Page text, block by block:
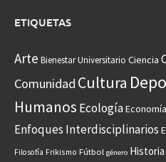
ETIQUETAS
Arte Bienestar Universitario Ciencia
Comunidad Cultura
Humanos EcologíaEconomía
Enfoques Interdisciplinarios
Filosofía Frikismo Fútbol género Historia